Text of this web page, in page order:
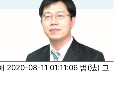
2020-08-11 01:11:06 법(法) 고